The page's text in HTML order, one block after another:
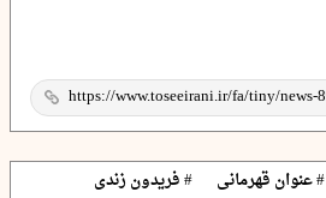
# عنوان قهرمانی
# فریدون زندی